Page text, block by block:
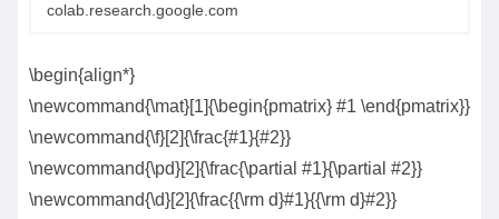
colab.research.google.com
\begin{align*}
\newcommand{\mat}[1]{\begin{pmatrix} #1 \end{pmatrix}}
\newcommand{\f}[2]{\frac{#1}{#2}}
\newcommand{\pd}[2]{\frac{\partial #1}{\partial #2}}
\newcommand{\d}[2]{\frac{{\rm d}#1}{{\rm d}#2}}